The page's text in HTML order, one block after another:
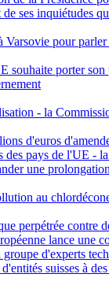
de ses inquiétudes
Varsovie pour
souhaite porter
- la
d'euros
des pays de l'UE -
une
au
perpétrée contre
lance une
groupe d'experts
suisses à